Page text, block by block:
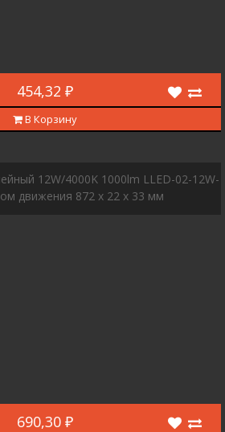
454,32 ₽
В Корзину
12W/4000K 1000lm LLED-02-12W-
движения 872 х 22 х 33 мм
690,30 ₽